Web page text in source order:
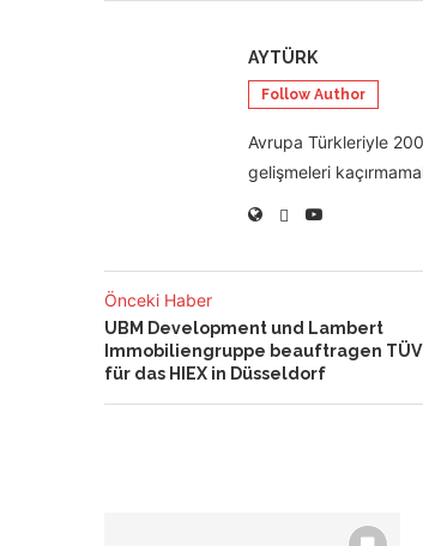
AYTÜRK
Follow Author
Avrupa Türkleriyle
gelişmeleri
Önceki Haber
UBM Development und Lambert
Immobiliengruppe beauftragen TÜV
für das HIEX in Düsseldorf